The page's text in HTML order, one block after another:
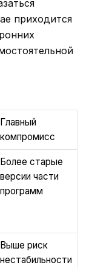
приходится
Главный
компромисс
Более старые
версии части
программ
Выше риск
нестабильности